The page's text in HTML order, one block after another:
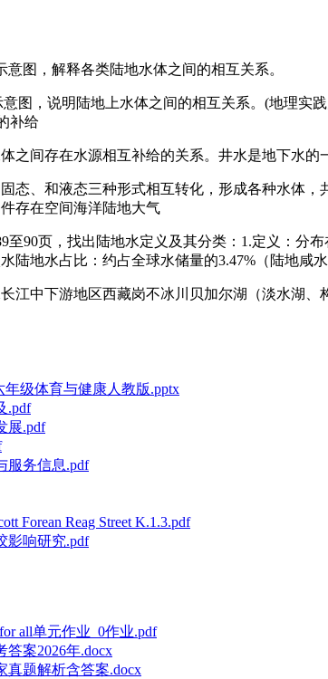
图，解释各类陆地水体之间的相互关系。
图，说明陆地上水体之间的相互关系。(地理
补给
之间存在水源相互补给的关系。井水是地下水
态、和液态三种形式相互转化，形成各种水体
存在空间海洋陆地大气
至90页，找出陆地水定义及其分类：1.定义：
地水占比：约占全球水储量的3.47%（陆地咸水
江中下游地区西藏岗不冰川贝加尔湖（淡水湖
级体育与健康人教版.pptx
.pdf
展.pdf
服务信息.pdf
Forean Reag Street K.1.3.pdf
影响研究.pdf
all单元作业_0作业.pdf
案2026年.docx
真题解析含答案.docx